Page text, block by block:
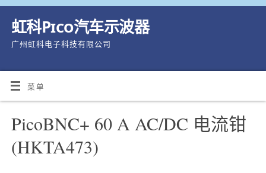
虹科Pico汽车示波器
广州虹科电子科技有限公司
菜单
PicoBNC+ 60 A AC/DC 电流钳
(HKTA473)